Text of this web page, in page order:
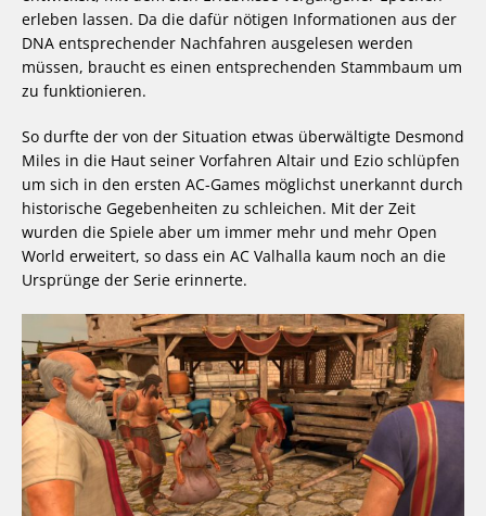
erleben lassen. Da die dafür nötigen Informationen aus der
DNA entsprechender Nachfahren ausgelesen werden
müssen, braucht es einen entsprechenden Stammbaum um
zu funktionieren.
So durfte der von der Situation etwas überwältigte Desmond
Miles in die Haut seiner Vorfahren Altair und Ezio schlüpfen
um sich in den ersten AC-Games möglichst unerkannt durch
historische Gegebenheiten zu schleichen. Mit der Zeit
wurden die Spiele aber um immer mehr und mehr Open
World erweitert, so dass ein AC Valhalla kaum noch an die
Ursprünge der Serie erinnerte.